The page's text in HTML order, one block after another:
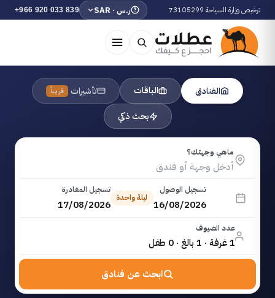
ترخيص وزارة السياحة 73105299 ر.س · SAR +966 920 033 839
الفنادق الباقات تأشيرات قريباً
بحث ذكي
ماهي وجهتك؟
تسجيل الوصول
16/08/2026
ليلة واحدة
تسجيل المغادرة
17/08/2026
عدد الضيوف
1 غرفة · 1 بالغ · 0 طفل
ابحث عن فنادق